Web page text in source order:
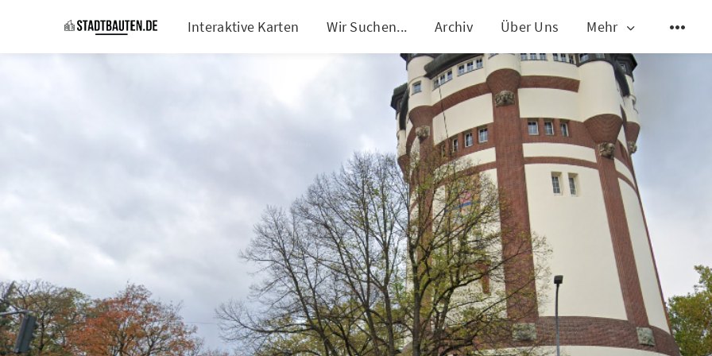
Interaktive Karten Wir Suchen... Archiv Über Uns Mehr